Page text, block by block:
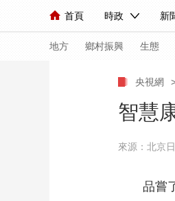
首頁 時政 新
人民領袖習近平 聯播+
直播 欄目大全
海外頻道 iPanda
地方 鄉村振興 生態
聯
央視網
智慧
來源：北京
品嘗